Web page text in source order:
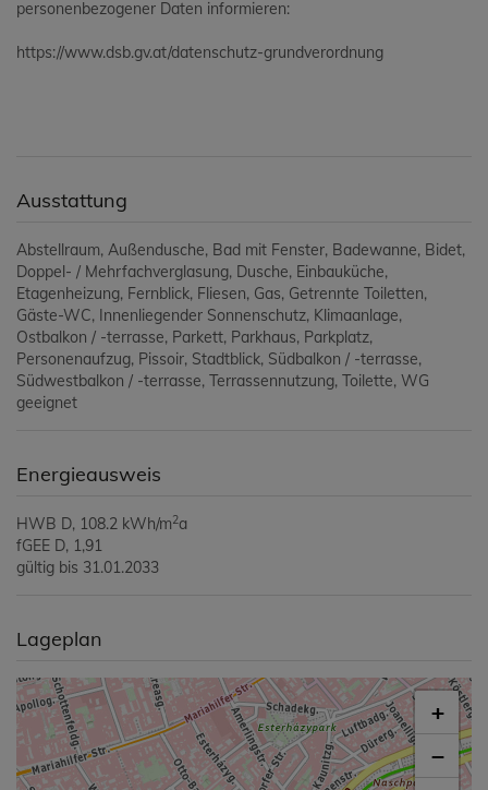
personenbezogener Daten informieren:
https://www.dsb.gv.at/datenschutz-grundverordnung
Ausstattung
Abstellraum Außendusche Bad mit Fenster Badewanne Bidet
Doppel- / Mehrfachverglasung Dusche Einbauküche
Etagenheizung Fernblick Fliesen Gas Getrennte Toiletten
Gäste-WC
Innenliegender Sonnenschutz Klimaanlage
Ostbalkon / -terrasse Parkett Parkhaus Parkplatz
Personenaufzug Pissoir Stadtblick Südbalkon / -terrasse
Südwestbalkon / -terrasse Terrassennutzung Toilette WG
geeignet
Energieausweis
HWB D, 108.2 kWh/m2a
fGEE D, 1,91
gültig bis 31.01.2033
Lageplan
+
−